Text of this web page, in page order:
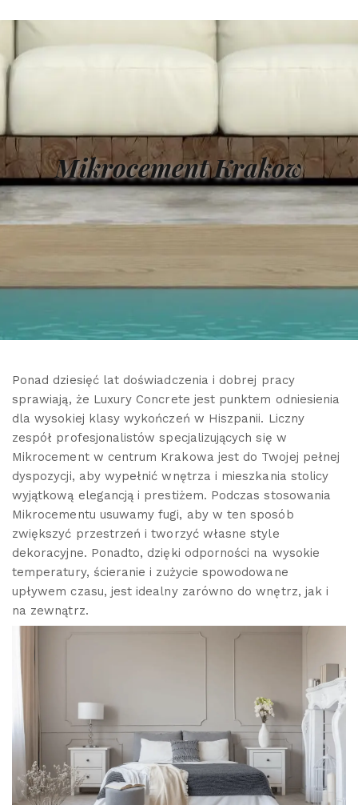
Mikrocement Krakow
Ponad dziesięć lat doświadczenia i dobrej pracy
sprawiają, że Luxury Concrete jest punktem odniesienia
dla wysokiej klasy wykończeń w Hiszpanii. Liczny
zespół profesjonalistów specjalizujących się w
Mikrocement w centrum Krakowa jest do Twojej pełnej
dyspozycji, aby wypełnić wnętrza i mieszkania stolicy
wyjątkową elegancją i prestiżem. Podczas stosowania
Mikrocementu usuwamy fugi, aby w ten sposób
zwiększyć przestrzeń i tworzyć własne style
dekoracyjne. Ponadto, dzięki odporności na wysokie
temperatury, ścieranie i zużycie spowodowane
upływem czasu, jest idealny zarówno do wnętrz, jak i
na zewnątrz.